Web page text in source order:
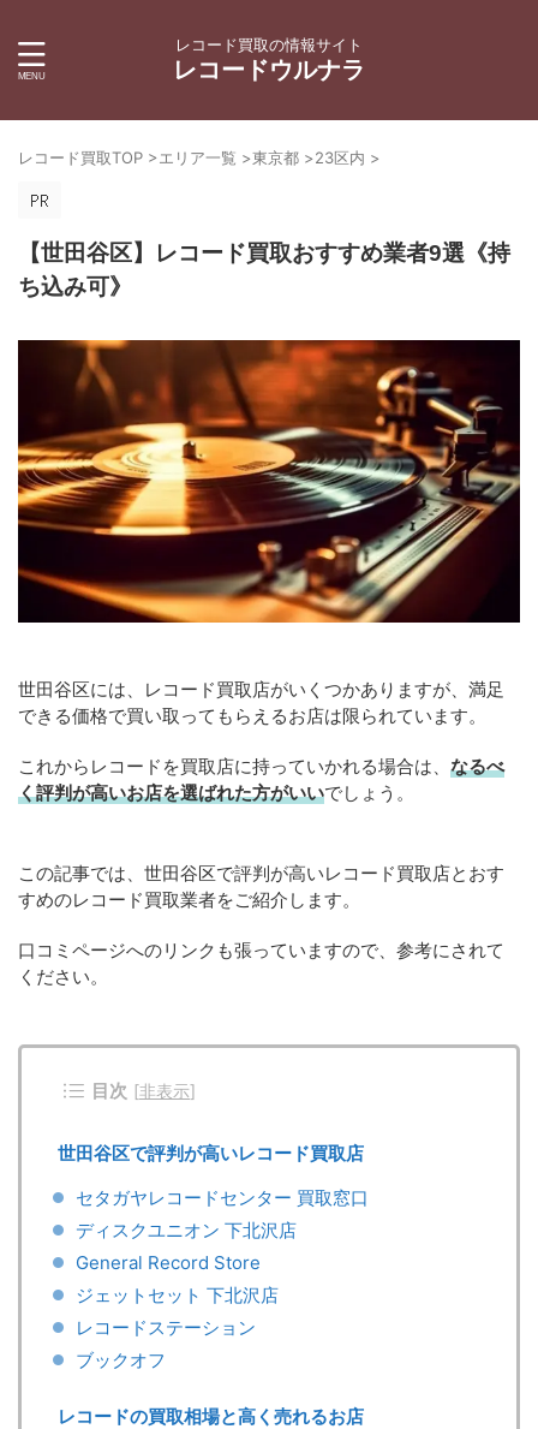
レコード買取の情報サイト
レコードウルナラ
レコード買取TOP >エリア一覧 >東京都 >23区内 >
【世田谷区】レコード買取おすすめ業者9選《持
ち込み可》
世田谷区には、レコード買取店がいくつかありますが、満足
できる価格で買い取ってもらえるお店は限られています。
これからレコードを買取店に持っていかれる場合は、 なるべ
く評判が高いお店を選ばれた方がいいでしょう。
この記事では、世田谷区で評判が高いレコード買取店とおす
すめのレコード買取業者をご紹介します。
口コミページへのリンクも張っていますので、参考にされて
ください。
目次 [非表示]
世田谷区で評判が高いレコード買取店
セタガヤレコードセンター 買取窓口
ディスクユニオン 下北沢店
General Record Store
ジェットセット 下北沢店
レコードステーション
ブックオフ
レコードの買取相場と高く売れるお店